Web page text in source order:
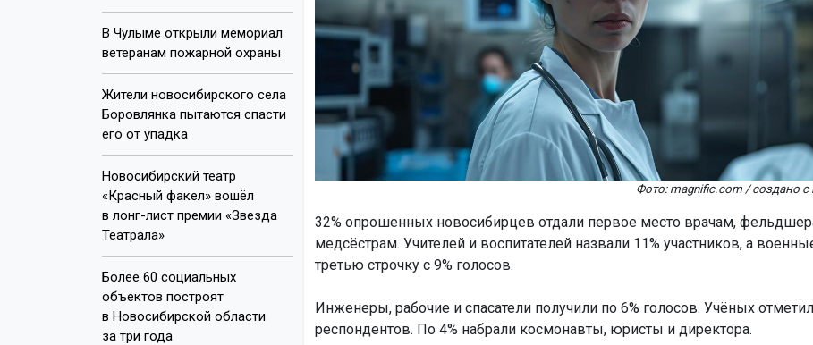
В Чулыме открыли мемориал
ветеранам пожарной охраны
Жители новосибирского села
Боровлянка пытаются спасти
его от упадка
Новосибирский театр
«Красный факел» вошёл
в лонг-лист премии «Звезда
Театрала»
Более 60 социальных
объектов построят
в Новосибирской области
за три года
Фото: magnific.com / создано
32% опрошенных новосибирцев отдали первое место врачам,
медсёстрам. Учителей и воспитателей назвали 11% участников, а
третью строчку с 9% голосов.
Инженеры, рабочие и спасатели получили по 6% голосов. Учёных
респондентов. По 4% набрали космонавты, юристы и директора.